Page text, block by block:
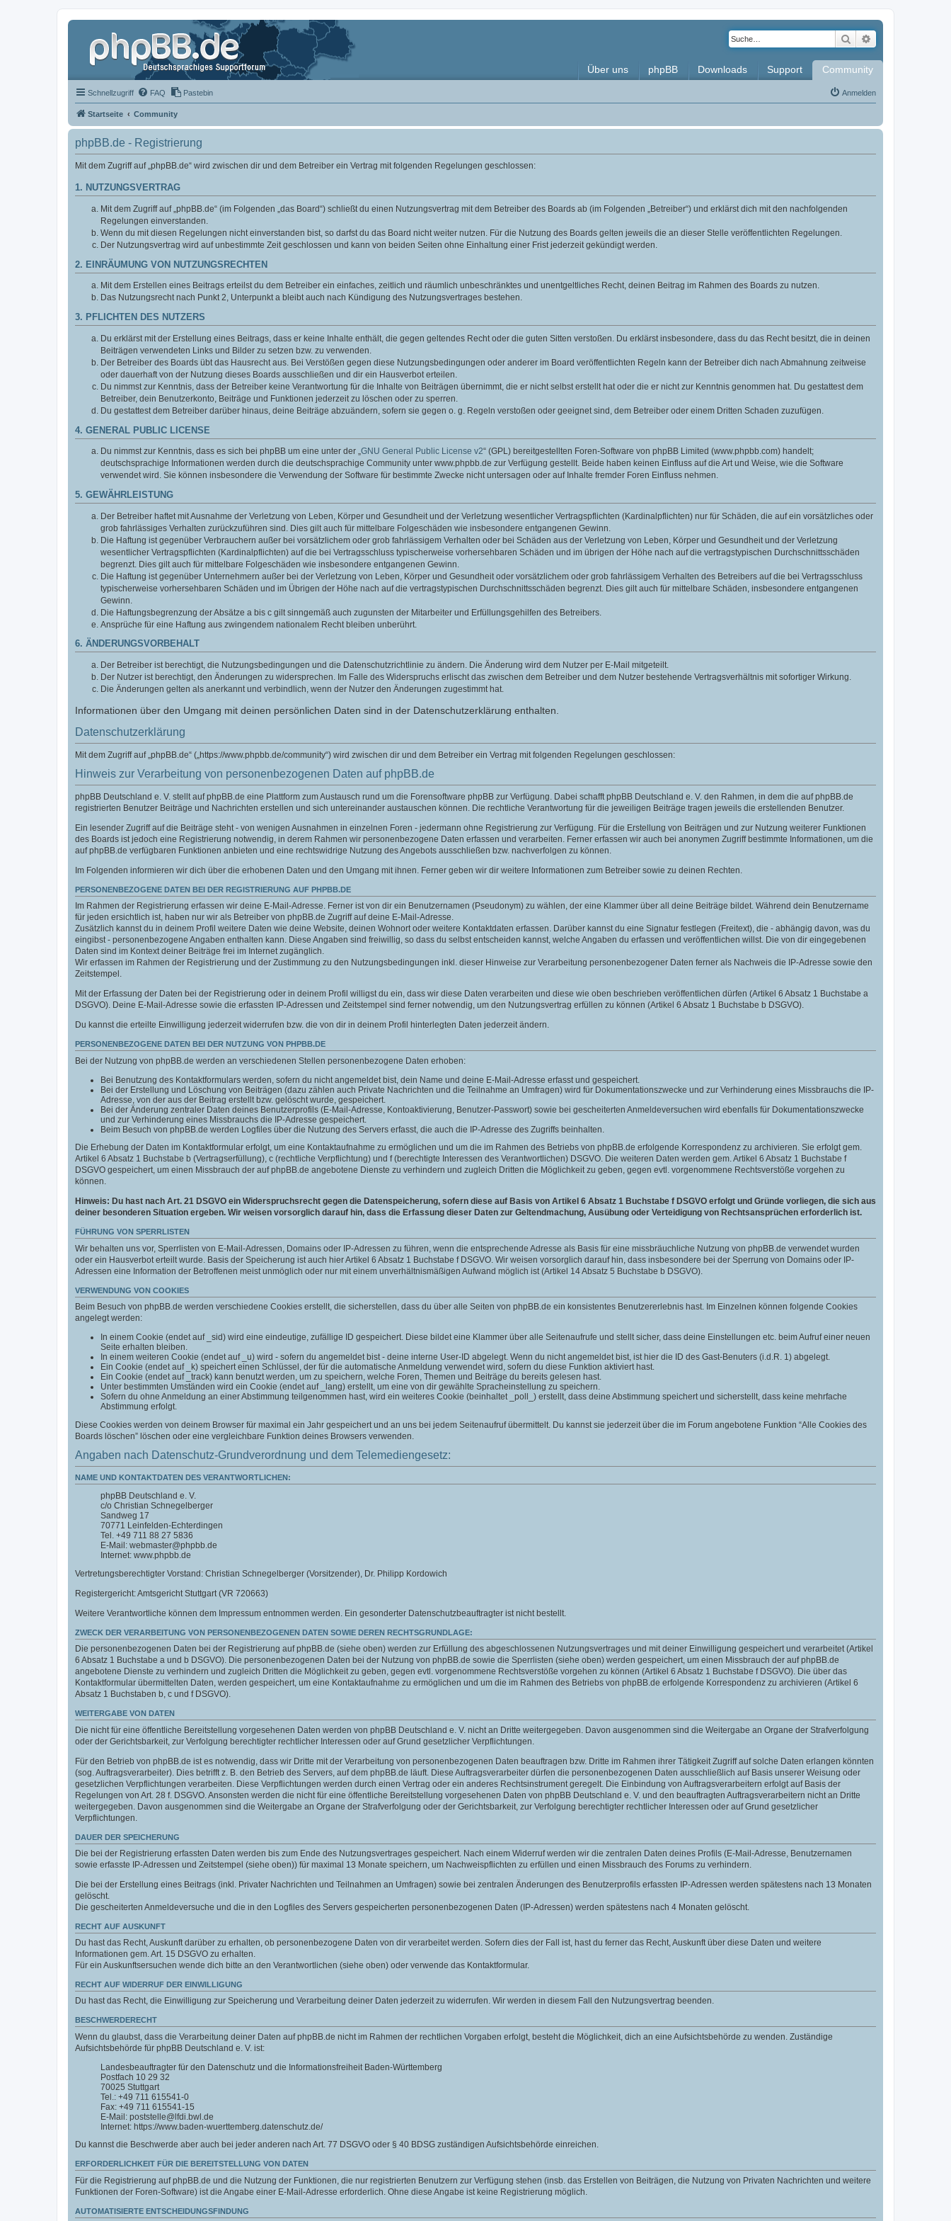
Suche
Über uns phpBB Downloads Support Community
Schnellzugriff FAQ Pastebin Anmelden
Startseite Community
phpBB.de - Registrierung
Mit dem Zugriff auf „phpBB.de“ wird zwischen dir und dem Betreiber ein Vertrag mit folgenden Regelungen geschlossen:
1. NUTZUNGSVERTRAG
Mit dem Zugriff auf „phpBB.de“ (im Folgenden „das Board“) schließt du einen Nutzungsvertrag mit dem Betreiber des Boards ab (im Folgenden „Betreiber“) und erklärst dich mit den nachfolgenden
Regelungen einverstanden.
Wenn du mit diesen Regelungen nicht einverstanden bist, so darfst du das Board nicht weiter nutzen. Für die Nutzung des Boards gelten jeweils die an dieser Stelle veröffentlichten Regelungen.
Der Nutzungsvertrag wird auf unbestimmte Zeit geschlossen und kann von beiden Seiten ohne Einhaltung einer Frist jederzeit gekündigt werden.
2. EINRÄUMUNG VON NUTZUNGSRECHTEN
Mit dem Erstellen eines Beitrags erteilst du dem Betreiber ein einfaches, zeitlich und räumlich unbeschränktes und unentgeltliches Recht, deinen Beitrag im Rahmen des Boards zu nutzen.
Das Nutzungsrecht nach Punkt 2, Unterpunkt a bleibt auch nach Kündigung des Nutzungsvertrages bestehen.
3. PFLICHTEN DES NUTZERS
Du erklärst mit der Erstellung eines Beitrags, dass er keine Inhalte enthält, die gegen geltendes Recht oder die guten Sitten verstoßen. Du erklärst insbesondere, dass du das Recht besitzt, die in deinen
Beiträgen verwendeten Links und Bilder zu setzen bzw. zu verwenden.
Der Betreiber des Boards übt das Hausrecht aus. Bei Verstößen gegen diese Nutzungsbedingungen oder anderer im Board veröffentlichten Regeln kann der Betreiber dich nach Abmahnung zeitweise
oder dauerhaft von der Nutzung dieses Boards ausschließen und dir ein Hausverbot erteilen.
Du nimmst zur Kenntnis, dass der Betreiber keine Verantwortung für die Inhalte von Beiträgen übernimmt, die er nicht selbst erstellt hat oder die er nicht zur Kenntnis genommen hat. Du gestattest dem
Betreiber, dein Benutzerkonto, Beiträge und Funktionen jederzeit zu löschen oder zu sperren.
Du gestattest dem Betreiber darüber hinaus, deine Beiträge abzuändern, sofern sie gegen o. g. Regeln verstoßen oder geeignet sind, dem Betreiber oder einem Dritten Schaden zuzufügen.
4. GENERAL PUBLIC LICENSE
Du nimmst zur Kenntnis, dass es sich bei phpBB um eine unter der „GNU General Public License v2“ (GPL) bereitgestellten Foren-Software von phpBB Limited (www.phpbb.com) handelt;
deutschsprachige Informationen werden durch die deutschsprachige Community unter www.phpbb.de zur Verfügung gestellt. Beide haben keinen Einfluss auf die Art und Weise, wie die Software
verwendet wird. Sie können insbesondere die Verwendung der Software für bestimmte Zwecke nicht untersagen oder auf Inhalte fremder Foren Einfluss nehmen.
5. GEWÄHRLEISTUNG
Der Betreiber haftet mit Ausnahme der Verletzung von Leben, Körper und Gesundheit und der Verletzung wesentlicher Vertragspflichten (Kardinalpflichten) nur für Schäden, die auf ein vorsätzliches oder
grob fahrlässiges Verhalten zurückzuführen sind. Dies gilt auch für mittelbare Folgeschäden wie insbesondere entgangenen Gewinn.
Die Haftung ist gegenüber Verbrauchern außer bei vorsätzlichem oder grob fahrlässigem Verhalten oder bei Schäden aus der Verletzung von Leben, Körper und Gesundheit und der Verletzung
wesentlicher Vertragspflichten (Kardinalpflichten) auf die bei Vertragsschluss typischerweise vorhersehbaren Schäden und im übrigen der Höhe nach auf die vertragstypischen Durchschnittsschäden
begrenzt. Dies gilt auch für mittelbare Folgeschäden wie insbesondere entgangenen Gewinn.
Die Haftung ist gegenüber Unternehmern außer bei der Verletzung von Leben, Körper und Gesundheit oder vorsätzlichem oder grob fahrlässigem Verhalten des Betreibers auf die bei Vertragsschluss
typischerweise vorhersehbaren Schäden und im Übrigen der Höhe nach auf die vertragstypischen Durchschnittsschäden begrenzt. Dies gilt auch für mittelbare Schäden, insbesondere entgangenen
Gewinn.
Die Haftungsbegrenzung der Absätze a bis c gilt sinngemäß auch zugunsten der Mitarbeiter und Erfüllungsgehilfen des Betreibers.
Ansprüche für eine Haftung aus zwingendem nationalem Recht bleiben unberührt.
6. ÄNDERUNGSVORBEHALT
Der Betreiber ist berechtigt, die Nutzungsbedingungen und die Datenschutzrichtlinie zu ändern. Die Änderung wird dem Nutzer per E-Mail mitgeteilt.
Der Nutzer ist berechtigt, den Änderungen zu widersprechen. Im Falle des Widerspruchs erlischt das zwischen dem Betreiber und dem Nutzer bestehende Vertragsverhältnis mit sofortiger Wirkung.
Die Änderungen gelten als anerkannt und verbindlich, wenn der Nutzer den Änderungen zugestimmt hat.
Informationen über den Umgang mit deinen persönlichen Daten sind in der Datenschutzerklärung enthalten.
Datenschutzerklärung
Mit dem Zugriff auf „phpBB.de“ („https://www.phpbb.de/community“) wird zwischen dir und dem Betreiber ein Vertrag mit folgenden Regelungen geschlossen:
Hinweis zur Verarbeitung von personenbezogenen Daten auf phpBB.de
phpBB Deutschland e. V. stellt auf phpBB.de eine Plattform zum Austausch rund um die Forensoftware phpBB zur Verfügung. Dabei schafft phpBB Deutschland e. V. den Rahmen, in dem die auf phpBB.de
registrierten Benutzer Beiträge und Nachrichten erstellen und sich untereinander austauschen können. Die rechtliche Verantwortung für die jeweiligen Beiträge tragen jeweils die erstellenden Benutzer.
Ein lesender Zugriff auf die Beiträge steht - von wenigen Ausnahmen in einzelnen Foren - jedermann ohne Registrierung zur Verfügung. Für die Erstellung von Beiträgen und zur Nutzung weiterer Funktionen
des Boards ist jedoch eine Registrierung notwendig, in derem Rahmen wir personenbezogene Daten erfassen und verarbeiten. Ferner erfassen wir auch bei anonymen Zugriff bestimmte Informationen, um die
auf phpBB.de verfügbaren Funktionen anbieten und eine rechtswidrige Nutzung des Angebots ausschließen bzw. nachverfolgen zu können.
Im Folgenden informieren wir dich über die erhobenen Daten und den Umgang mit ihnen. Ferner geben wir dir weitere Informationen zum Betreiber sowie zu deinen Rechten.
PERSONENBEZOGENE DATEN BEI DER REGISTRIERUNG AUF PHPBB.DE
Im Rahmen der Registrierung erfassen wir deine E-Mail-Adresse. Ferner ist von dir ein Benutzernamen (Pseudonym) zu wählen, der eine Klammer über all deine Beiträge bildet. Während dein Benutzername
für jeden ersichtlich ist, haben nur wir als Betreiber von phpBB.de Zugriff auf deine E-Mail-Adresse.
Zusätzlich kannst du in deinem Profil weitere Daten wie deine Website, deinen Wohnort oder weitere Kontaktdaten erfassen. Darüber kannst du eine Signatur festlegen (Freitext), die - abhängig davon, was du
eingibst - personenbezogene Angaben enthalten kann. Diese Angaben sind freiwillig, so dass du selbst entscheiden kannst, welche Angaben du erfassen und veröffentlichen willst. Die von dir eingegebenen
Daten sind im Kontext deiner Beiträge frei im Internet zugänglich.
Wir erfassen im Rahmen der Registrierung und der Zustimmung zu den Nutzungsbedingungen inkl. dieser Hinweise zur Verarbeitung personenbezogener Daten ferner als Nachweis die IP-Adresse sowie den
Zeitstempel.
Mit der Erfassung der Daten bei der Registrierung oder in deinem Profil willigst du ein, dass wir diese Daten verarbeiten und diese wie oben beschrieben veröffentlichen dürfen (Artikel 6 Absatz 1 Buchstabe a
DSGVO). Deine E-Mail-Adresse sowie die erfassten IP-Adressen und Zeitstempel sind ferner notwendig, um den Nutzungsvertrag erfüllen zu können (Artikel 6 Absatz 1 Buchstabe b DSGVO).
Du kannst die erteilte Einwilligung jederzeit widerrufen bzw. die von dir in deinem Profil hinterlegten Daten jederzeit ändern.
PERSONENBEZOGENE DATEN BEI DER NUTZUNG VON PHPBB.DE
Bei der Nutzung von phpBB.de werden an verschiedenen Stellen personenbezogene Daten erhoben:
Bei Benutzung des Kontaktformulars werden, sofern du nicht angemeldet bist, dein Name und deine E-Mail-Adresse erfasst und gespeichert.
Bei der Erstellung und Löschung von Beiträgen (dazu zählen auch Private Nachrichten und die Teilnahme an Umfragen) wird für Dokumentationszwecke und zur Verhinderung eines Missbrauchs die IP-
Adresse, von der aus der Beitrag erstellt bzw. gelöscht wurde, gespeichert.
Bei der Änderung zentraler Daten deines Benutzerprofils (E-Mail-Adresse, Kontoaktivierung, Benutzer-Passwort) sowie bei gescheiterten Anmeldeversuchen wird ebenfalls für Dokumentationszwecke
und zur Verhinderung eines Missbrauchs die IP-Adresse gespeichert.
Beim Besuch von phpBB.de werden Logfiles über die Nutzung des Servers erfasst, die auch die IP-Adresse des Zugriffs beinhalten.
Die Erhebung der Daten im Kontaktformular erfolgt, um eine Kontaktaufnahme zu ermöglichen und um die im Rahmen des Betriebs von phpBB.de erfolgende Korrespondenz zu archivieren. Sie erfolgt gem.
Artikel 6 Absatz 1 Buchstabe b (Vertragserfüllung), c (rechtliche Verpflichtung) und f (berechtigte Interessen des Verantwortlichen) DSGVO. Die weiteren Daten werden gem. Artikel 6 Absatz 1 Buchstabe f
DSGVO gespeichert, um einen Missbrauch der auf phpBB.de angebotene Dienste zu verhindern und zugleich Dritten die Möglichkeit zu geben, gegen evtl. vorgenommene Rechtsverstöße vorgehen zu
können.
Hinweis: Du hast nach Art. 21 DSGVO ein Widerspruchsrecht gegen die Datenspeicherung, sofern diese auf Basis von Artikel 6 Absatz 1 Buchstabe f DSGVO erfolgt und Gründe vorliegen, die sich aus
deiner besonderen Situation ergeben. Wir weisen vorsorglich darauf hin, dass die Erfassung dieser Daten zur Geltendmachung, Ausübung oder Verteidigung von Rechtsansprüchen erforderlich ist.
FÜHRUNG VON SPERRLISTEN
Wir behalten uns vor, Sperrlisten von E-Mail-Adressen, Domains oder IP-Adressen zu führen, wenn die entsprechende Adresse als Basis für eine missbräuchliche Nutzung von phpBB.de verwendet wurden
oder ein Hausverbot erteilt wurde. Basis der Speicherung ist auch hier Artikel 6 Absatz 1 Buchstabe f DSGVO. Wir weisen vorsorglich darauf hin, dass insbesondere bei der Sperrung von Domains oder IP-
Adressen eine Information der Betroffenen meist unmöglich oder nur mit einem unverhältnismäßigen Aufwand möglich ist (Artikel 14 Absatz 5 Buchstabe b DSGVO).
VERWENDUNG VON COOKIES
Beim Besuch von phpBB.de werden verschiedene Cookies erstellt, die sicherstellen, dass du über alle Seiten von phpBB.de ein konsistentes Benutzererlebnis hast. Im Einzelnen können folgende Cookies
angelegt werden:
In einem Cookie (endet auf _sid) wird eine eindeutige, zufällige ID gespeichert. Diese bildet eine Klammer über alle Seitenaufrufe und stellt sicher, dass deine Einstellungen etc. beim Aufruf einer neuen
Seite erhalten bleiben.
In einem weiteren Cookie (endet auf _u) wird - sofern du angemeldet bist - deine interne User-ID abgelegt. Wenn du nicht angemeldet bist, ist hier die ID des Gast-Benuters (i.d.R. 1) abgelegt.
Ein Cookie (endet auf _k) speichert einen Schlüssel, der für die automatische Anmeldung verwendet wird, sofern du diese Funktion aktiviert hast.
Ein Cookie (endet auf _track) kann benutzt werden, um zu speichern, welche Foren, Themen und Beiträge du bereits gelesen hast.
Unter bestimmten Umständen wird ein Cookie (endet auf _lang) erstellt, um eine von dir gewählte Spracheinstellung zu speichern.
Sofern du ohne Anmeldung an einer Abstimmung teilgenommen hast, wird ein weiteres Cookie (beinhaltet _poll_) erstellt, dass deine Abstimmung speichert und sicherstellt, dass keine mehrfache
Abstimmung erfolgt.
Diese Cookies werden von deinem Browser für maximal ein Jahr gespeichert und an uns bei jedem Seitenaufruf übermittelt. Du kannst sie jederzeit über die im Forum angebotene Funktion “Alle Cookies des
Boards löschen” löschen oder eine vergleichbare Funktion deines Browsers verwenden.
Angaben nach Datenschutz-Grundverordnung und dem Telemediengesetz:
NAME UND KONTAKTDATEN DES VERANTWORTLICHEN:
phpBB Deutschland e. V.
c/o Christian Schnegelberger
Sandweg 17
70771 Leinfelden-Echterdingen
Tel. +49 711 88 27 5836
E-Mail: webmaster@phpbb.de
Internet: www.phpbb.de
Vertretungsberechtigter Vorstand: Christian Schnegelberger (Vorsitzender), Dr. Philipp Kordowich
Registergericht: Amtsgericht Stuttgart (VR 720663)
Weitere Verantwortliche können dem Impressum entnommen werden. Ein gesonderter Datenschutzbeauftragter ist nicht bestellt.
ZWECK DER VERARBEITUNG VON PERSONENBEZOGENEN DATEN SOWIE DEREN RECHTSGRUNDLAGE:
Die personenbezogenen Daten bei der Registrierung auf phpBB.de (siehe oben) werden zur Erfüllung des abgeschlossenen Nutzungsvertrages und mit deiner Einwilligung gespeichert und verarbeitet (Artikel
6 Absatz 1 Buchstabe a und b DSGVO). Die personenbezogenen Daten bei der Nutzung von phpBB.de sowie die Sperrlisten (siehe oben) werden gespeichert, um einen Missbrauch der auf phpBB.de
angebotene Dienste zu verhindern und zugleich Dritten die Möglichkeit zu geben, gegen evtl. vorgenommene Rechtsverstöße vorgehen zu können (Artikel 6 Absatz 1 Buchstabe f DSGVO). Die über das
Kontaktformular übermittelten Daten, werden gespeichert, um eine Kontaktaufnahme zu ermöglichen und um die im Rahmen des Betriebs von phpBB.de erfolgende Korrespondenz zu archivieren (Artikel 6
Absatz 1 Buchstaben b, c und f DSGVO).
WEITERGABE VON DATEN
Die nicht für eine öffentliche Bereitstellung vorgesehenen Daten werden von phpBB Deutschland e. V. nicht an Dritte weitergegeben. Davon ausgenommen sind die Weitergabe an Organe der Strafverfolgung
oder der Gerichtsbarkeit, zur Verfolgung berechtigter rechtlicher Interessen oder auf Grund gesetzlicher Verpflichtungen.
Für den Betrieb von phpBB.de ist es notwendig, dass wir Dritte mit der Verarbeitung von personenbezogenen Daten beauftragen bzw. Dritte im Rahmen ihrer Tätigkeit Zugriff auf solche Daten erlangen könnten
(sog. Auftragsverarbeiter). Dies betrifft z. B. den Betrieb des Servers, auf dem phpBB.de läuft. Diese Auftragsverarbeiter dürfen die personenbezogenen Daten ausschließlich auf Basis unserer Weisung oder
gesetzlichen Verpflichtungen verarbeiten. Diese Verpflichtungen werden durch einen Vertrag oder ein anderes Rechtsinstrument geregelt. Die Einbindung von Auftragsverarbeitern erfolgt auf Basis der
Regelungen von Art. 28 f. DSGVO. Ansonsten werden die nicht für eine öffentliche Bereitstellung vorgesehenen Daten von phpBB Deutschland e. V. und den beauftragten Auftragsverarbeitern nicht an Dritte
weitergegeben. Davon ausgenommen sind die Weitergabe an Organe der Strafverfolgung oder der Gerichtsbarkeit, zur Verfolgung berechtigter rechtlicher Interessen oder auf Grund gesetzlicher
Verpflichtungen.
DAUER DER SPEICHERUNG
Die bei der Registrierung erfassten Daten werden bis zum Ende des Nutzungsvertrages gespeichert. Nach einem Widerruf werden wir die zentralen Daten deines Profils (E-Mail-Adresse, Benutzernamen
sowie erfasste IP-Adressen und Zeitstempel (siehe oben)) für maximal 13 Monate speichern, um Nachweispflichten zu erfüllen und einen Missbrauch des Forums zu verhindern.
Die bei der Erstellung eines Beitrags (inkl. Privater Nachrichten und Teilnahmen an Umfragen) sowie bei zentralen Änderungen des Benutzerprofils erfassten IP-Adressen werden spätestens nach 13 Monaten
gelöscht.
Die gescheiterten Anmeldeversuche und die in den Logfiles des Servers gespeicherten personenbezogenen Daten (IP-Adressen) werden spätestens nach 4 Monaten gelöscht.
RECHT AUF AUSKUNFT
Du hast das Recht, Auskunft darüber zu erhalten, ob personenbezogene Daten von dir verarbeitet werden. Sofern dies der Fall ist, hast du ferner das Recht, Auskunft über diese Daten und weitere
Informationen gem. Art. 15 DSGVO zu erhalten.
Für ein Auskunftsersuchen wende dich bitte an den Verantwortlichen (siehe oben) oder verwende das Kontaktformular.
RECHT AUF WIDERRUF DER EINWILLIGUNG
Du hast das Recht, die Einwilligung zur Speicherung und Verarbeitung deiner Daten jederzeit zu widerrufen. Wir werden in diesem Fall den Nutzungsvertrag beenden.
BESCHWERDERECHT
Wenn du glaubst, dass die Verarbeitung deiner Daten auf phpBB.de nicht im Rahmen der rechtlichen Vorgaben erfolgt, besteht die Möglichkeit, dich an eine Aufsichtsbehörde zu wenden. Zuständige
Aufsichtsbehörde für phpBB Deutschland e. V. ist:
Landesbeauftragter für den Datenschutz und die Informationsfreiheit Baden-Württemberg
Postfach 10 29 32
70025 Stuttgart
Tel.: +49 711 615541-0
Fax: +49 711 615541-15
E-Mail: poststelle@lfdi.bwl.de
Internet: https://www.baden-wuerttemberg.datenschutz.de/
Du kannst die Beschwerde aber auch bei jeder anderen nach Art. 77 DSGVO oder § 40 BDSG zuständigen Aufsichtsbehörde einreichen.
ERFORDERLICHKEIT FÜR DIE BEREITSTELLUNG VON DATEN
Für die Registrierung auf phpBB.de und die Nutzung der Funktionen, die nur registrierten Benutzern zur Verfügung stehen (insb. das Erstellen von Beiträgen, die Nutzung von Privaten Nachrichten und weitere
Funktionen der Foren-Software) ist die Angabe einer E-Mail-Adresse erforderlich. Ohne diese Angabe ist keine Registrierung möglich.
AUTOMATISIERTE ENTSCHEIDUNGSFINDUNG